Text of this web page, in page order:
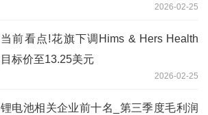
2026-02-25
当前看点!花旗下调Hims & Hers Health
目标价至13.25美元
2026-02-25
锂电池相关企业前十名_第三季度毛利润